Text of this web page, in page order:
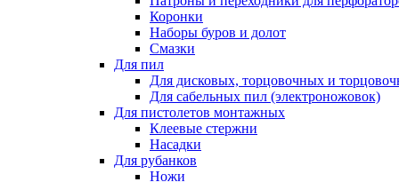
Коронки
Наборы буров и долот
Смазки
Для пил
Для дисковых, торцовочных и
Для сабельных пил (электроножовок)
Для пистолетов монтажных
Клеевые стержни
Насадки
Для рубанков
Ножи